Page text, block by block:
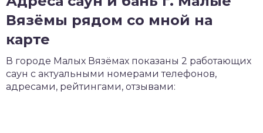
Вязёмы рядом со мной на
карте
В городе Малых Вязёмах показаны 2 работающих
саун с актуальными номерами телефонов,
адресами, рейтингами, отзывами: